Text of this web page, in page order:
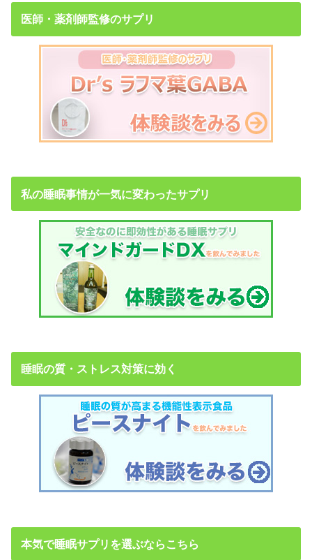
医師・薬剤師監修のサプリ
私の睡眠事情が一気に変わったサプリ
睡眠の質・ストレス対策に効く
本気で睡眠サプリを選ぶならこちら